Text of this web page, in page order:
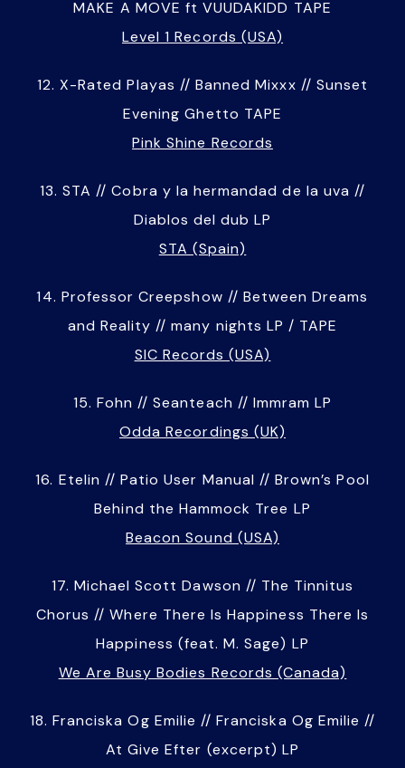
MAKE A MOVE ft VUUDAKIDD TAPE
Level 1 Records (USA)
12. X-Rated Playas // Banned Mixxx // Sunset
Evening Ghetto TAPE
Pink Shine Records
13. STA // Cobra y la hermandad de la uva //
Diablos del dub LP
STA (Spain)
14. Professor Creepshow // Between Dreams
and Reality // many nights LP / TAPE
SIC Records (USA)
15. Fohn // Seanteach // Immram LP
Odda Recordings (UK)
16. Etelin // Patio User Manual // Brown’s Pool
Behind the Hammock Tree LP
Beacon Sound (USA)
17. Michael Scott Dawson // The Tinnitus
Chorus // Where There Is Happiness There Is
Happiness (feat. M. Sage) LP
We Are Busy Bodies Records (Canada)
18. Franciska Og Emilie // Franciska Og Emilie //
At Give Efter (excerpt) LP